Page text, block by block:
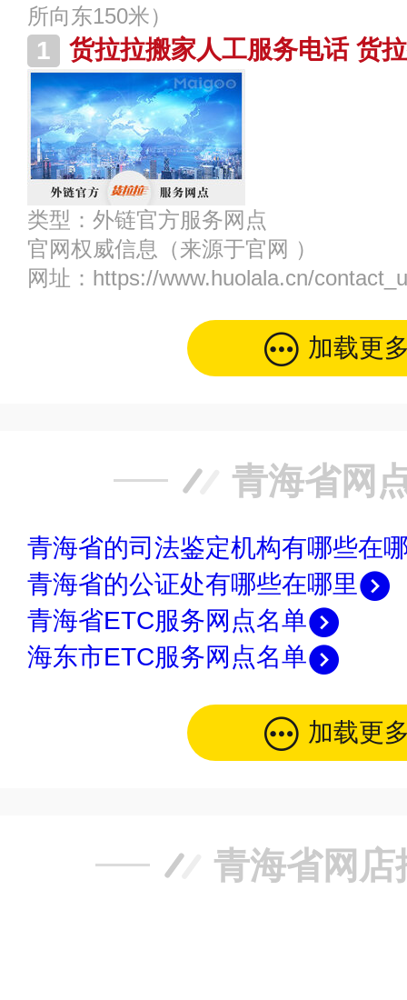
所向东150米）
货拉拉搬家人工服务电话 货
类型： 外链官方服务网点
官网权威信息 （来源于官网 ）
网址： https://www.huolala.cn/
加载更
青海省网
青海省的司法鉴定机构有哪些在
青海省的公证处有哪些在哪里
青海省ETC服务网点名单
海东市ETC服务网点名单
加载更
青海省网店